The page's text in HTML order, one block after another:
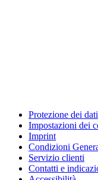
Protezione dei dati
Impostazioni dei
Imprint
Condizioni
Servizio clienti
Contatti e